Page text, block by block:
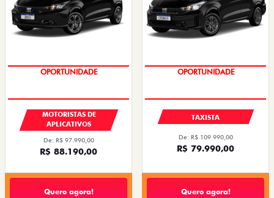
OPORTUNIDADE
MOTORISTAS DE
APLICATIVOS
De: R$ 97.990,00
R$ 88.190,00
Quero agora!
OPORTUNIDADE
TAXISTA
De: R$ 109.990,00
R$ 79.990,00
Quero agora!